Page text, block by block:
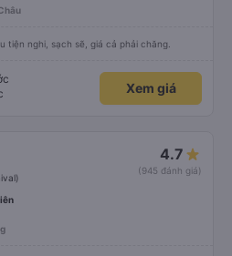
tiện nghi, sạch sẽ, giá cả phải chăng.
Xem giá
4.7
(945 đánh giá)